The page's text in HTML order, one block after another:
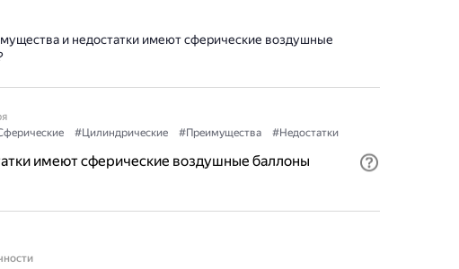
и недостатки имеют сферические воздушные
#Цилиндрические #Преимущества #Недостатки
имеют сферические воздушные баллоны